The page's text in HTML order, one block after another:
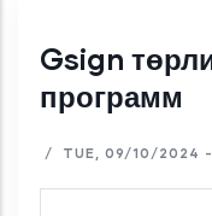
Gsign
программ
/ TUE, 09/10/2024 -